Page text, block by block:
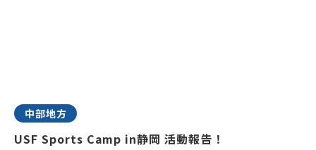
中部地方
USF Sports Camp in静岡 活動報告！